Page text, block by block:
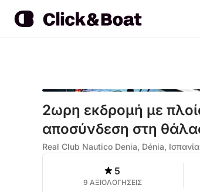
2ωρη εκδρομή με
αποσύνδεση στη
Real Club Nautico Denia, Dénia, Ισπανία
5
9 ΑΞΙΟΛΟΓΗΣΕΙΣ